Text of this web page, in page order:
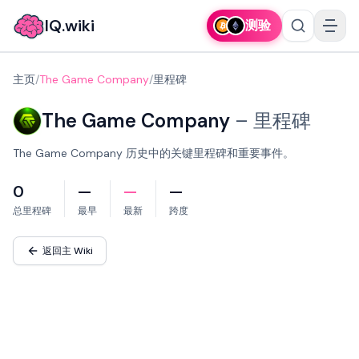
IQ.wiki 测验
主页/The Game Company/里程碑
The Game Company – 里程碑
The Game Company 历史中的关键里程碑和重要事件。
0
总里程碑
—
最早
—
最新
—
跨度
返回主 Wiki